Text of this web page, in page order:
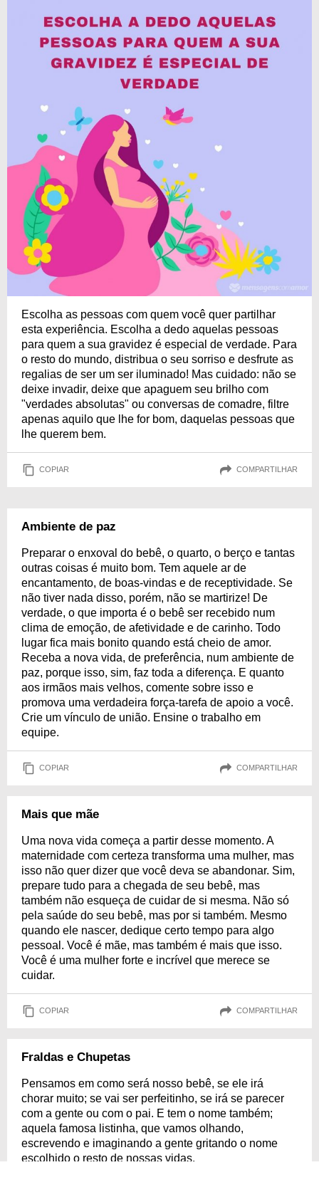
Escolha as pessoas com quem você quer partilhar
esta experiência. Escolha a dedo aquelas pessoas
para quem a sua gravidez é especial de verdade. Para
o resto do mundo, distribua o seu sorriso e desfrute as
regalias de ser um ser iluminado! Mas cuidado: não se
deixe invadir, deixe que apaguem seu brilho com
"verdades absolutas" ou conversas de comadre, filtre
apenas aquilo que lhe for bom, daquelas pessoas que
lhe querem bem.
COPIAR COMPARTILHAR
Ambiente de paz
Preparar o enxoval do bebê, o quarto, o berço e tantas
outras coisas é muito bom. Tem aquele ar de
encantamento, de boas-vindas e de receptividade. Se
não tiver nada disso, porém, não se martirize! De
verdade, o que importa é o bebê ser recebido num
clima de emoção, de afetividade e de carinho. Todo
lugar fica mais bonito quando está cheio de amor.
Receba a nova vida, de preferência, num ambiente de
paz, porque isso, sim, faz toda a diferença. E quanto
aos irmãos mais velhos, comente sobre isso e
promova uma verdadeira força-tarefa de apoio a você.
Crie um vínculo de união. Ensine o trabalho em
equipe.
COPIAR COMPARTILHAR
Mais que mãe
Uma nova vida começa a partir desse momento. A
maternidade com certeza transforma uma mulher, mas
isso não quer dizer que você deva se abandonar. Sim,
prepare tudo para a chegada de seu bebê, mas
também não esqueça de cuidar de si mesma. Não só
pela saúde do seu bebê, mas por si também. Mesmo
quando ele nascer, dedique certo tempo para algo
pessoal. Você é mãe, mas também é mais que isso.
Você é uma mulher forte e incrível que merece se
cuidar.
COPIAR COMPARTILHAR
Fraldas e Chupetas
Pensamos em como será nosso bebê, se ele irá
chorar muito; se vai ser perfeitinho, se irá se parecer
com a gente ou com o pai. E tem o nome também;
aquela famosa listinha, que vamos olhando,
escrevendo e imaginando a gente gritando o nome
escolhido o resto de nossas vidas.